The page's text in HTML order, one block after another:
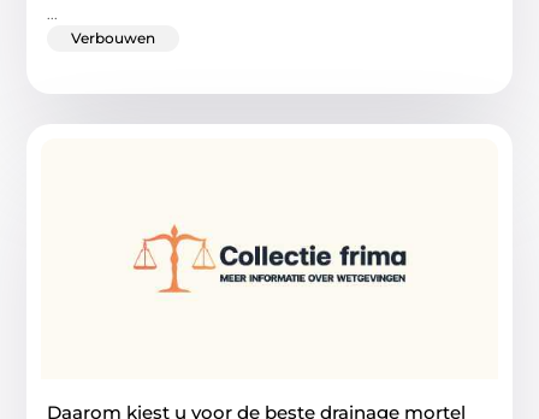
Verbouwen
Daarom kiest u voor de beste drainage mortel